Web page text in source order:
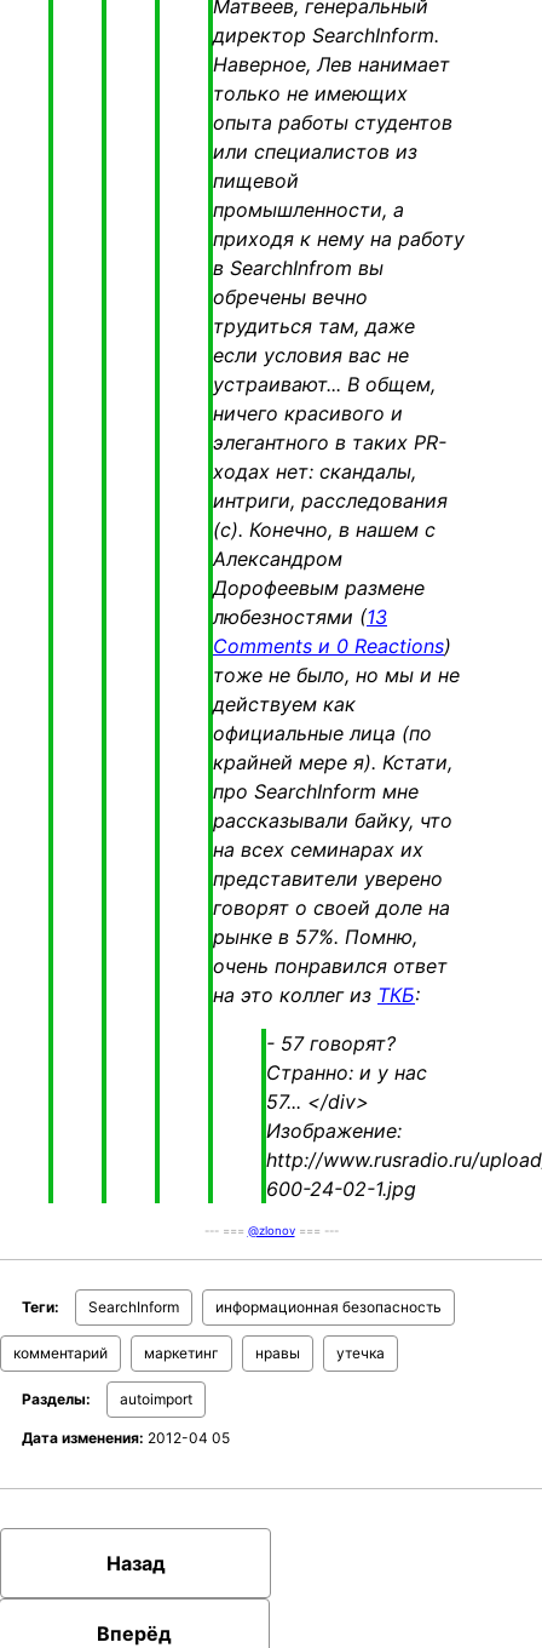
Матвеев, генеральный
директор SearchInform.
Наверное, Лев нанимает
только не имеющих
опыта работы студентов
или специалистов из
пищевой
промышленности, а
приходя к нему на работу
в SearchInfrom вы
обречены вечно
трудиться там, даже
если условия вас не
устраивают... В общем,
ничего красивого и
элегантного в таких PR-
ходах нет: скандалы,
интриги, расследования
(с). Конечно, в нашем с
Александром
Дорофеевым размене
любезностями (13
Comments и 0 Reactions)
тоже не было, но мы и не
действуем как
официальные лица (по
крайней мере я). Кстати,
про SearchInform мне
рассказывали байку, что
на всех семинарах их
представители уверено
говорят о своей доле на
рынке в 57%. Помню,
очень понравился ответ
на это коллег из ТКБ:
- 57 говорят?
Странно: и у нас
57... </div>
Изображение:
http://www.rusradio.ru/
600-24-02-1.jpg
--- === @zlonov=== ---
Теги: SearchInform информационная безопасность
комментарий маркетинг нравы утечка
Разделы: autoimport
Дата изменения: 2012-04 05
Назад
Вперёд